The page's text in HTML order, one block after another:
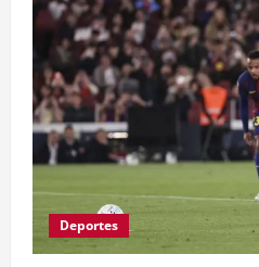
Deportes